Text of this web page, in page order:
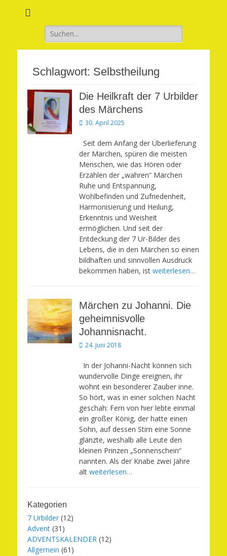
Suchen
nach:
Schlagwort: Selbstheilung
Die Heilkraft der 7 Urbilder
des Märchens
Veröffentlicht
30. April 2025
Seit dem Anfang der Überlieferung
der Märchen, spüren die meisten
Menschen, wie das Hören oder
Erzählen der „wahren“ Märchen
Ruhe und Entspannung,
Wohlbefinden und Zufriedenheit,
Harmonisierung und Heilung,
Erkenntnis und Weisheit
ermöglichen. Und seit der
Entdeckung der 7 Ur-Bilder des
Lebens, die in den Märchen so einen
bildhaften und sinnvollen Ausdruck
bekommen haben, ist weiterlesen…
Märchen zu Johanni. Die
geheimnisvolle
Johannisnacht.
Veröffentlicht
24. Juni 2018
In der Johanni-Nacht können sich
wundervolle Dinge ereignen, ihr
wohnt ein besonderer Zauber inne.
So hört, was in einer solchen Nacht
geschah: Fern von hier lebte einmal
ein großer König, der hatte einen
Sohn, auf dessen Stirn eine Sonne
glänzte, weshalb alle Leute den
kleinen Prinzen „Sonnenschein“
nannten. Als der Knabe zwei Jahre
alt weiterlesen…
Kategorien
7 Urbilder (12)
Advent (31)
ADVENTSKALENDER (12)
Allgemein (61)